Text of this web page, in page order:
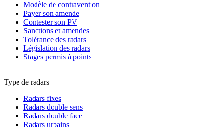
Modèle de contravention
Payer son amende
Contester son PV
Sanctions et amendes
Tolérance des radars
Législation des radars
Stages permis à points
Type de radars
Radars fixes
Radars double sens
Radars double face
Radars urbains